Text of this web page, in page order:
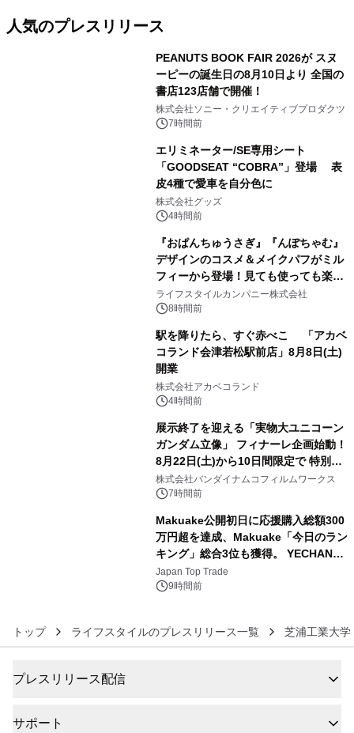
人気のプレスリリース
PEANUTS BOOK FAIR 2026が スヌ
ーピーの誕生日の8月10日より 全国の
書店123店舗で開催！
株式会社ソニー・クリエイティブプロダクツ
7時間前
エリミネーター/SE専用シート
「GOODSEAT “COBRA”」登場 表
皮4種で愛車を自分色に
株式会社グッズ
4時間前
『おぱんちゅうさぎ』『んぽちゃむ』
デザインのコスメ＆メイクパフがミル
フィーから登場！見ても使っても楽し
い、ポップでキュートなコレクショ
ン。
ライフスタイルカンパニー株式会社
8時間前
駅を降りたら、すぐ赤べこ 「アカベ
コランド会津若松駅前店」8月8日(土)
開業
株式会社アカベコランド
4時間前
展示終了を迎える「実物大ユニコーン
ガンダム立像」 フィナーレ企画始動！
8月22日(土)から10日間限定で 特別映
像『UNICORN GUNDAM Statue ―
BEYOND POSSIBILITY ―』を上映！
株式会社バンダイナムコフィルムワークス
7時間前
Makuake公開初日に応援購入総額300
万円超を達成、Makuake「今日のラン
キング」総合3位も獲得。 YECHAN音
浴シンギングボウル第2弾の大型サイ
ズ（XL・2XL・3XL）を先行販売中
Japan Top Trade
9時間前
トップ ライフスタイルのプレスリリース一覧 芝浦工業大学
プレスリリース配信
サポート